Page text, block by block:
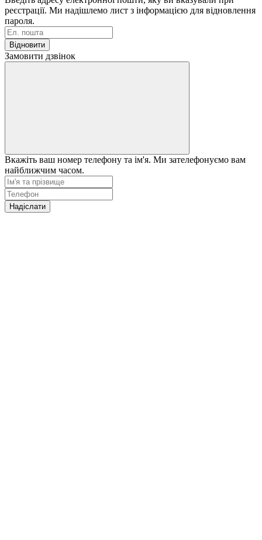
реєстрації. Ми надішлемо лист з інформацією для відновлення
пароля.
Відновити
Замовити дзвінок
Вкажіть ваш номер телефону та ім'я. Ми зателефонуємо вам
найближчим часом.
Надіслати